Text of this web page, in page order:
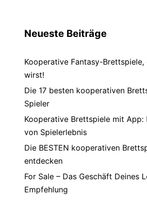
Neueste Beiträge
Kooperative Fantasy-
wirst!
Die 17 besten kooperativen
Spieler
Kooperative Brettspiele mit App:
von Spielerlebnis
Die BESTEN kooperativen
entdecken
For Sale – Das Geschäft Deines
Empfehlung